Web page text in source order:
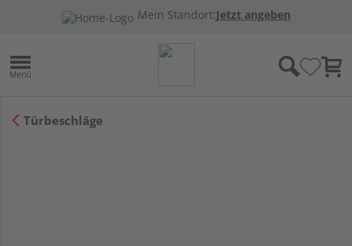
Mein Standort:Jetzt angeben
Türbeschläge